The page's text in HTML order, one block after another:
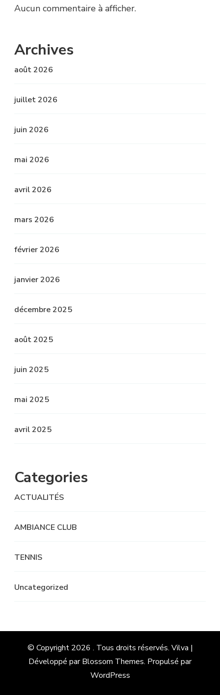
Aucun commentaire à afficher.
Archives
août 2026
juillet 2026
juin 2026
mai 2026
avril 2026
mars 2026
février 2026
janvier 2026
décembre 2025
août 2025
juin 2025
mai 2025
avril 2025
Categories
ACTUALITÉS
AMBIANCE CLUB
TENNIS
Uncategorized
© Copyright 2026 . Tous droits réservés. Vilva |
Développé parBlossom Themes. Propulsé par
WordPress